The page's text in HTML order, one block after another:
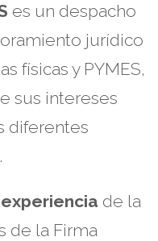
es un despacho
jurídico
físicas y PYMES,
sus intereses
diferentes
de la
de la Firma